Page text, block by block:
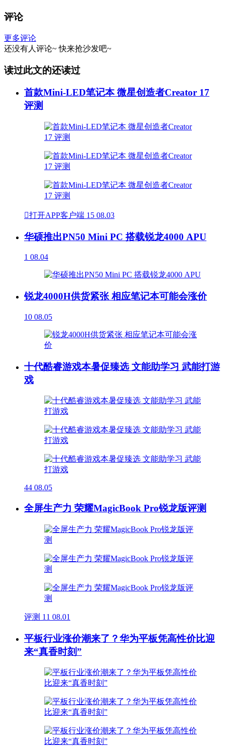
评论
更多评论
还没有人评论~ 快来抢沙发吧~
读过此文的还读过
首款Mini-LED笔记本 微星创造者Creator 17
评测
打开APP客户端 15 08.03
华硕推出PN50 Mini PC 搭载锐龙4000 APU
1 08.04
锐龙4000H供货紧张 相应笔记本可能会涨价
10 08.05
十代酷睿游戏本暑促臻选 文能助学习 武能打游
戏
44 08.05
全屏生产力 荣耀MagicBook Pro锐龙版评测
评测 11 08.01
平板行业涨价潮来了？华为平板凭高性价比迎
来“真香时刻”